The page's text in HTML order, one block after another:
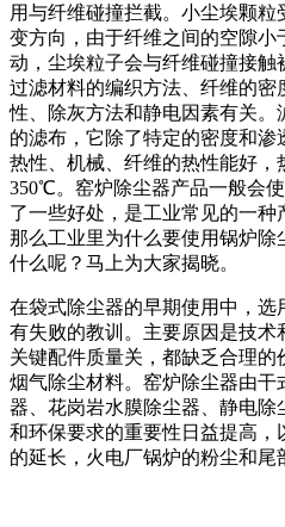
用与纤维碰撞拦截。小尘埃颗
变方向，由于纤维之间的空隙
动，尘埃粒子会与纤维碰撞接
过滤材料的编织方法、纤维的
性、除灰方法和静电因素有关
的滤布，它除了特定的密度和
热性、机械、纤维的热性能好，
350℃。窑炉除尘器产品一般会
了一些好处，是工业常见的一种
那么工业里为什么要使用锅炉
什么呢？马上为大家揭晓。
在袋式除尘器的早期使用中，
有失败的教训。主要原因是技
关键配件质量关，都缺乏合理
烟气除尘材料。窑炉除尘器由
器、花岗岩水膜除尘器、静电
和环保要求的重要性日益提高
的延长，火电厂锅炉的粉尘和尾